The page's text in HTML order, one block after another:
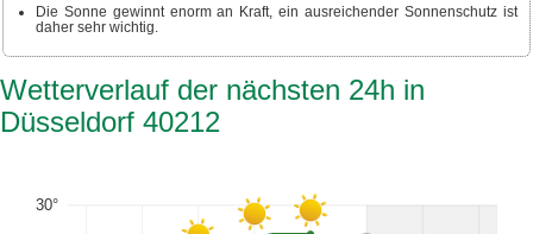
Die Sonne gewinnt enorm an Kraft, ein ausreichender Sonnenschutz ist
daher sehr wichtig.
Wetterverlauf der nächsten 24h in
Düsseldorf 40212
30°